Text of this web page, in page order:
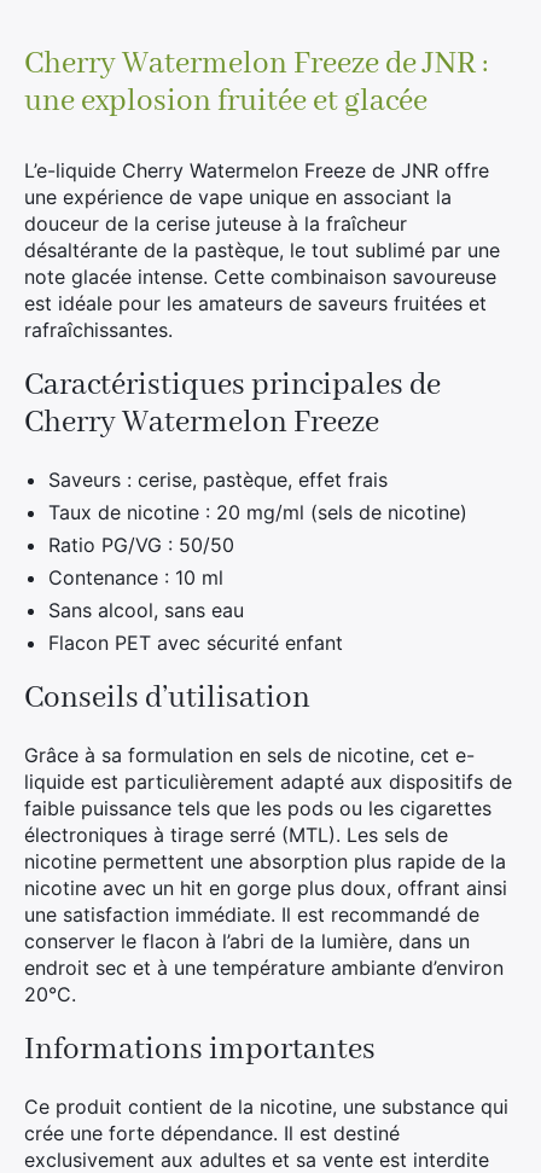
Nicotine
Cherry Watermelon Freeze de JNR :
une explosion fruitée et glacée
L’e-liquide Cherry Watermelon Freeze de JNR offre
une expérience de vape unique en associant la
douceur de la cerise juteuse à la fraîcheur
désaltérante de la pastèque, le tout sublimé par une
note glacée intense. Cette combinaison savoureuse
est idéale pour les amateurs de saveurs fruitées et
rafraîchissantes.
Caractéristiques principales de
Cherry Watermelon Freeze
Saveurs : cerise, pastèque, effet frais
Taux de nicotine : 20 mg/ml (sels de nicotine)
Ratio PG/VG : 50/50
Contenance : 10 ml
Sans alcool, sans eau
Flacon PET avec sécurité enfant
Conseils d’utilisation
Grâce à sa formulation en sels de nicotine, cet e-
liquide est particulièrement adapté aux dispositifs de
faible puissance tels que les pods ou les cigarettes
électroniques à tirage serré (MTL). Les sels de
nicotine permettent une absorption plus rapide de la
nicotine avec un hit en gorge plus doux, offrant ainsi
une satisfaction immédiate. Il est recommandé de
conserver le flacon à l’abri de la lumière, dans un
endroit sec et à une température ambiante d’environ
20°C.
Informations importantes
Ce produit contient de la nicotine, une substance qui
crée une forte dépendance. Il est destiné
exclusivement aux adultes et sa vente est interdite
Salé